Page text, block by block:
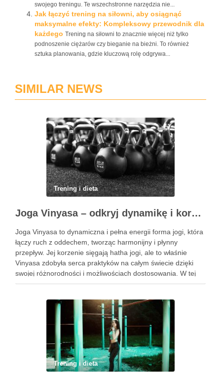
swojego treningu. Te wszechstronne narzędzia nie...
Jak łączyć trening na siłowni, aby osiągnąć
maksymalne efekty: Kompleksowy przewodnik dla
każdego Trening na siłowni to znacznie więcej niż tylko
podnoszenie ciężarów czy bieganie na bieżni. To również
sztuka planowania, gdzie kluczową rolę odgrywa...
SIMILAR NEWS
Trening i dieta
Joga Vinyasa – odkryj dynamikę i korzyści tej praktyki
Joga Vinyasa to dynamiczna i pełna energii forma jogi, która
łączy ruch z oddechem, tworząc harmonijny i płynny
przepływ. Jej korzenie sięgają hatha jogi, ale to właśnie
Vinyasa zdobyła serca praktyków na całym świecie dzięki
swojej różnorodności i możliwościach dostosowania. W tej
praktyce każdy ruch jest zsynchronizowany z oddechem, co
Trening i dieta